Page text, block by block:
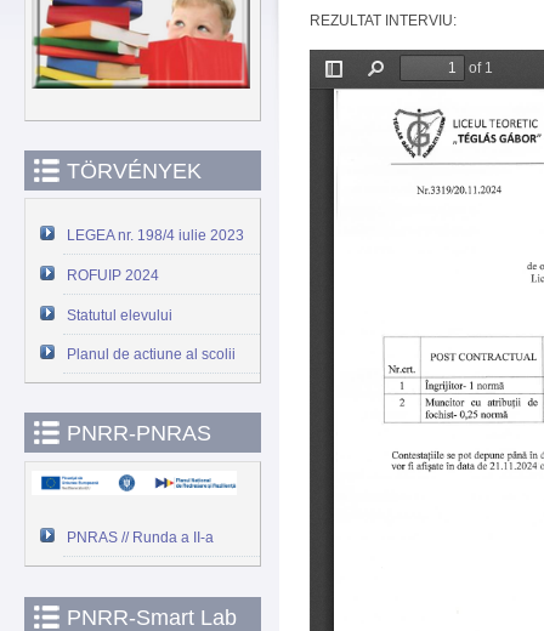
TÖRVÉNYEK
LEGEA nr. 198/4 iulie 2023
ROFUIP 2024
Statutul elevului
Planul de actiune al scolii
PNRR-PNRAS
PNRAS // Runda a II-a
PNRR-Smart Lab
REZULTAT INTERVIU: